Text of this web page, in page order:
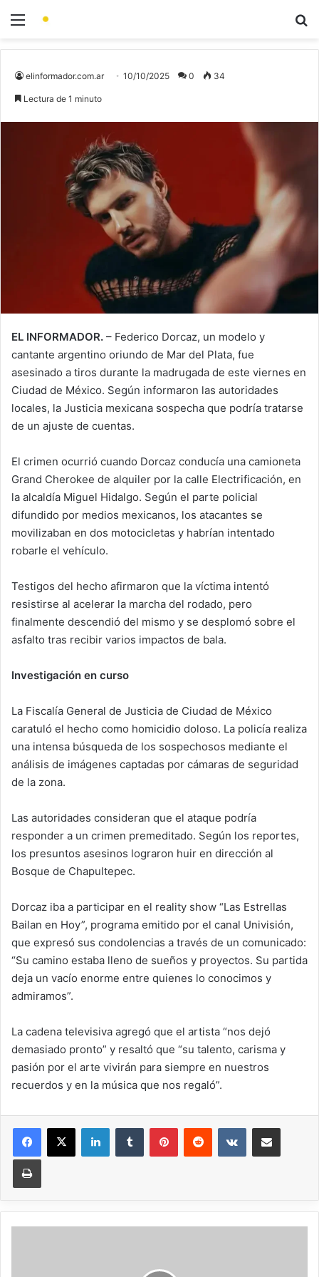
elinformador.com.ar 10/10/2025 0 34
Lectura de 1 minuto
EL INFORMADOR. – Federico Dorcaz, un modelo y
cantante argentino oriundo de Mar del Plata, fue
asesinado a tiros durante la madrugada de este viernes en
Ciudad de México. Según informaron las autoridades
locales, la Justicia mexicana sospecha que podría tratarse
de un ajuste de cuentas.
El crimen ocurrió cuando Dorcaz conducía una camioneta
Grand Cherokee de alquiler por la calle Electrificación, en
la alcaldía Miguel Hidalgo. Según el parte policial
difundido por medios mexicanos, los atacantes se
movilizaban en dos motocicletas y habrían intentado
robarle el vehículo.
Testigos del hecho afirmaron que la víctima intentó
resistirse al acelerar la marcha del rodado, pero
finalmente descendió del mismo y se desplomó sobre el
asfalto tras recibir varios impactos de bala.
Investigación en curso
La Fiscalía General de Justicia de Ciudad de México
caratuló el hecho como homicidio doloso. La policía realiza
una intensa búsqueda de los sospechosos mediante el
análisis de imágenes captadas por cámaras de seguridad
de la zona.
Las autoridades consideran que el ataque podría
responder a un crimen premeditado. Según los reportes,
los presuntos asesinos lograron huir en dirección al
Bosque de Chapultepec.
Dorcaz iba a participar en el reality show “Las Estrellas
Bailan en Hoy”, programa emitido por el canal Univisión,
que expresó sus condolencias a través de un comunicado:
“Su camino estaba lleno de sueños y proyectos. Su partida
deja un vacío enorme entre quienes lo conocimos y
admiramos”.
La cadena televisiva agregó que el artista “nos dejó
demasiado pronto” y resaltó que “su talento, carisma y
pasión por el arte vivirán para siempre en nuestros
recuerdos y en la música que nos regaló”.